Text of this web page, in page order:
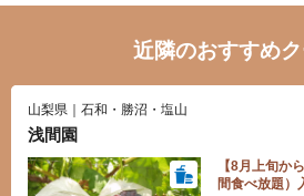
近隣のおすすめ
山梨県｜石和・勝沼・塩山
浅間園
【8月上旬か
間食べ放題）